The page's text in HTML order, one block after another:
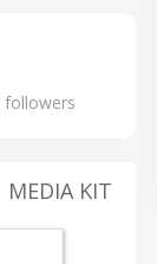
followers
MEDIA KIT